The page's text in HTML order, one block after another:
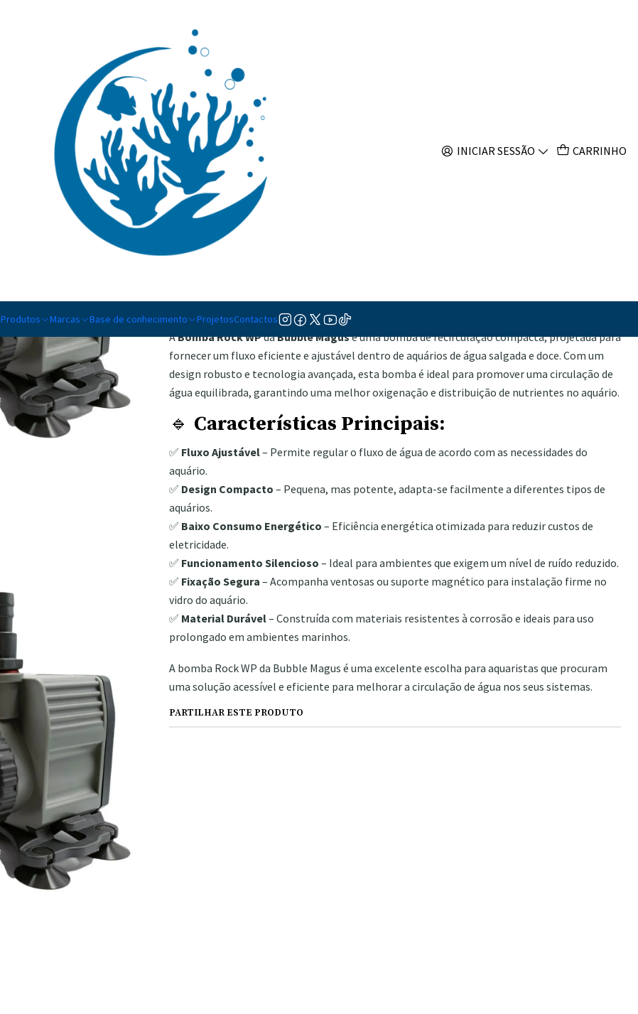
INICIAR SESSÃO CARRINHO
Produtos Marcas Base de conhecimento ProjetosContactos
Bomba Rock Wp
MODELO
Quantidade
Adicionar à lista de favoritos
ABomba Rock WPdaBubble Magusé uma bomba de recirculação compacta, projetada para
fornecer um fluxo eficiente e ajustável dentro de aquários de água salgada e doce. Com um
design robusto e tecnologia avançada, esta bomba é ideal para promover uma circulação de
água equilibrada, garantindo uma melhor oxigenação e distribuição de nutrientes no aquário.
🔹 Características Principais:
✅ Fluxo Ajustável– Permite regular o fluxo de água de acordo com as necessidades do
aquário.
✅ Design Compacto – Pequena, mas potente, adapta-se facilmente a diferentes tipos de
aquários.
✅ Baixo Consumo Energético – Eficiência energética otimizada para reduzir custos de
eletricidade.
✅ Funcionamento Silencioso – Ideal para ambientes que exigem um nível de ruído reduzido.
✅ Fixação Segura – Acompanha ventosas ou suporte magnético para instalação firme no
vidro do aquário.
✅ Material Durável– Construída com materiais resistentes à corrosão e ideais para uso
prolongado em ambientes marinhos.
A bomba Rock WP da Bubble Magus é uma excelente escolha para aquaristas que procuram
uma solução acessível e eficiente para melhorar a circulação de água nos seus sistemas.
PARTILHAR ESTE PRODUTO